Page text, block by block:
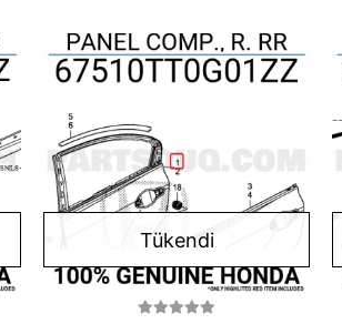
Tükendi